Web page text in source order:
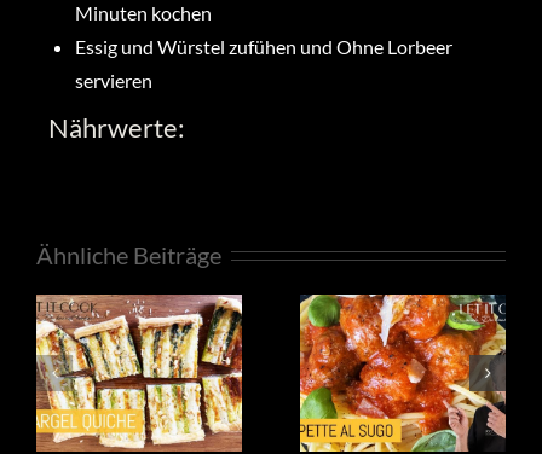
Minuten kochen
Essig und Würstel zufühen und Ohne Lorbeer
servieren
Nährwerte:
Ähnliche Beiträge